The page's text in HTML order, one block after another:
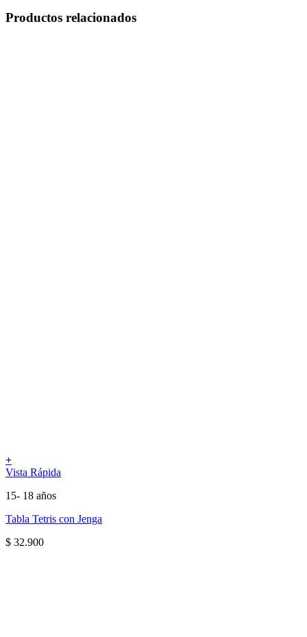
Productos relacionados
+
Vista Rápida
15- 18 años
Tabla Tetris con Jenga
$ 32.900